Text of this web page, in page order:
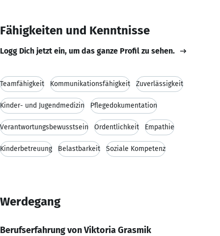
Fähigkeiten und Kenntnisse
Logg Dich jetzt ein, um das ganze Profil zu sehen.
Teamfähigkeit Kommunikationsfähigkeit Zuverlässigkeit
Kinder- und Jugendmedizin Pflegedokumentation
Verantwortungsbewusstsein Ordentlichkeit Empathie
Kinderbetreuung Belastbarkeit Soziale Kompetenz
Werdegang
Berufserfahrung von Viktoria Grasmik